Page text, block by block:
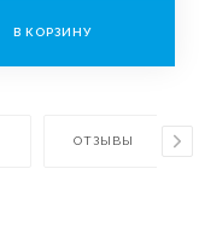
В КОРЗИНУ
ОТЗЫВЫ